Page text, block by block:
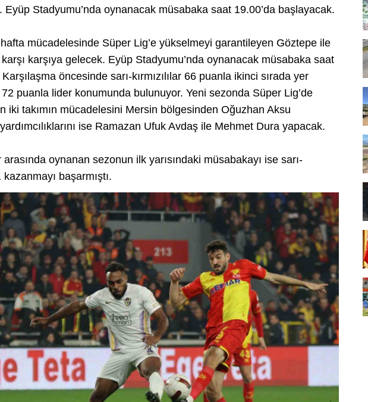
Eyüp Stadyumu’nda oynanacak müsabaka saat 19.00’da başlayacak.
mücadelesinde Süper Lig’e yükselmeyi garantileyen Göztepe ile
karşıya gelecek. Eyüp Stadyumu’nda oynanacak müsabaka saat
öncesinde sarı-kırmızılılar 66 puanla ikinci sırada yer
puanla lider konumunda bulunuyor. Yeni sezonda Süper Lig’de
iki takımın mücadelesini Mersin bölgesinden Oğuzhan Aksu
ise Ramazan Ufuk Avdaş ile Mehmet Dura yapacak.
oynanan sezonun ilk yarısındaki müsabakayı ise sarı-
kazanmayı başarmıştı.